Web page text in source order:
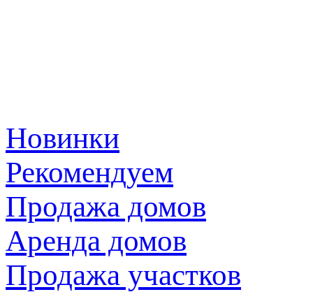
Новинки
Рекомендуем
Продажа домов
Аренда домов
Продажа участков